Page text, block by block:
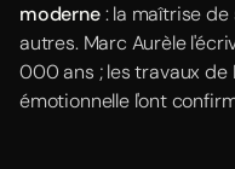
moderne: la maîtrise de
autres. Marc Aurèle
000 ans ; les travaux de
émotionnelle l'ont